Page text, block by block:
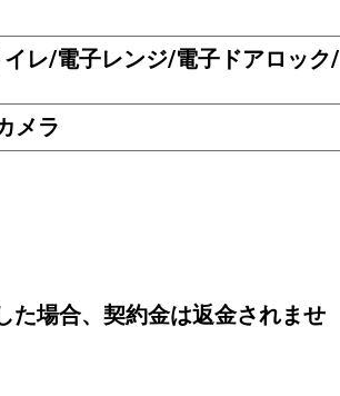
レ/電子レンジ/電子ドアロック/
メラ
た場合、契約金は返金されませ